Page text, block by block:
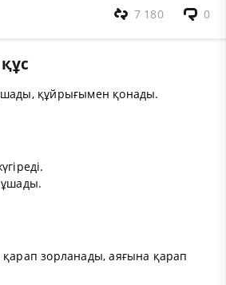
0
7 180
құйрығымен қонады.
зорланады, аяғына қарап